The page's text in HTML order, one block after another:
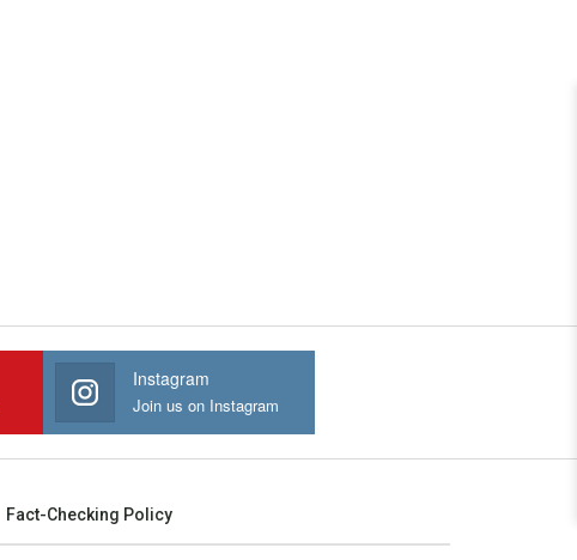
Instagram
Join us on Instagram
Fact-Checking Policy